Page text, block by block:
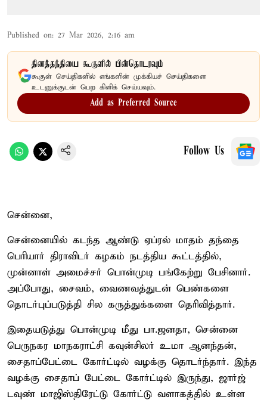
Published on: 27 Mar 2026, 2:16 am
தினத்தந்தியை கூகுளில் பின்தொடரவும்
கூகுள் செய்திகளில் எங்களின் முக்கியச் செய்திகளை
உடனுக்குடன் பெற கிளிக் செய்யவும்.
Add as Preferred Source
Follow Us
சென்னை,
சென்னையில் கடந்த ஆண்டு ஏப்ரல் மாதம் தந்தை
பெரியார் திராவிடர் கழகம் நடத்திய கூட்டத்தில்,
முன்னாள் அமைச்சர் பொன்முடி பங்கேற்று பேசினார்.
அப்போது, சைவம், வைணவத்துடன் பெண்களை
தொடர்புப்படுத்தி சில கருத்துக்களை தெரிவித்தார்.
இதையடுத்து பொன்முடி மீது பா.ஜனதா, சென்னை
பெருநகர மாநகராட்சி கவுன்சிலர் உமா ஆனந்தன்,
சைதாப்பேட்டை கோர்ட்டில் வழக்கு தொடர்ந்தார். இந்த
வழக்கு சைதாப் பேட்டை கோர்ட்டில் இருந்து, ஜார்ஜ்
டவுண் மாஜிஸ்திரேட்டு கோர்ட்டு வளாகத்தில் உள்ள